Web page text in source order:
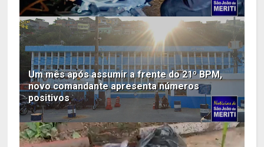
Um mês após assumir a frente do 21º BPM,
novo comandante apresenta números
positivos